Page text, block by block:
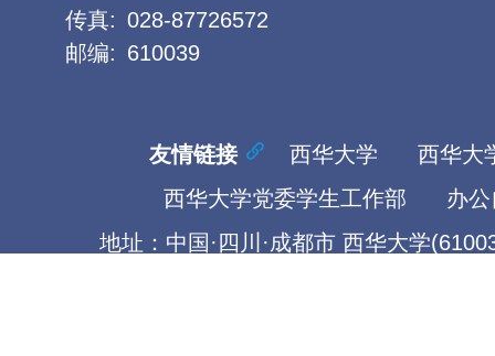
传真: 028-87726572
邮编: 610039
友情链接 西华大学
西华大
西华大学党委学生工作部
办
地址：中国·四川·成都市 西华大学